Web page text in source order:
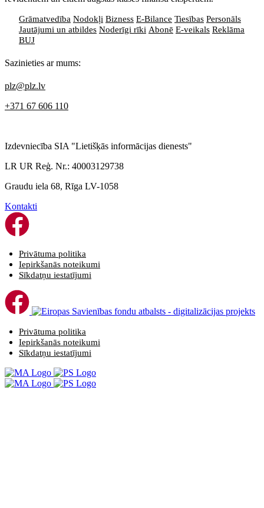
Grāmatvedība Nodokļi Bizness E-Bilance Tiesības Personāls
Jautājumi un atbildes Noderīgi rīki Abonē E-veikals Reklāma
BUJ
Sazinieties ar mums:
plz@plz.lv
+371 67 606 110
Izdevniecība SIA "Lietišķās informācijas dienests"
LR UR Reģ. Nr.: 40003129738
Graudu iela 68, Rīga LV-1058
Kontakti
Privātuma politika
Iepirkšanās noteikumi
Sīkdatņu iestatījumi
Privātuma politika
Iepirkšanās noteikumi
Sīkdatņu iestatījumi